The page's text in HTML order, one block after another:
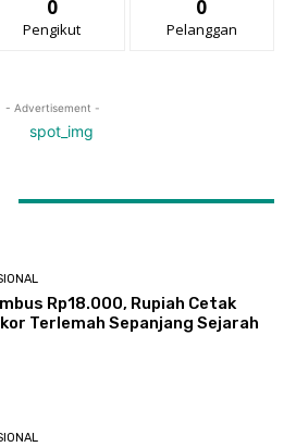
0
Pengikut
0
Pelanggan
- Advertisement -
Rp18.000, Rupiah Cetak
Terlemah Sepanjang Sejarah